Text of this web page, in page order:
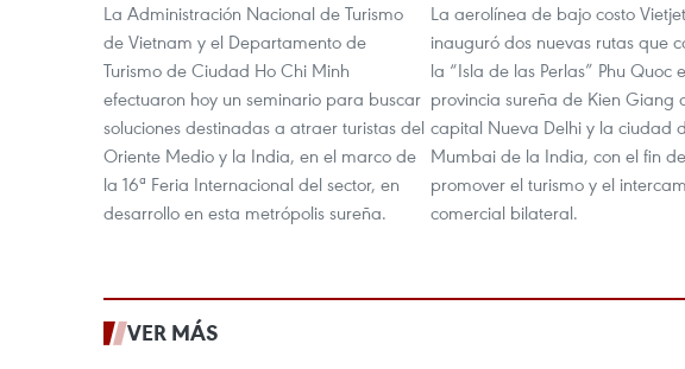
La Administración Nacional de Turismo
de Vietnam y el Departamento de
Turismo de Ciudad Ho Chi Minh
efectuaron hoy un seminario para buscar
soluciones destinadas a atraer turistas del
Oriente Medio y la India, en el marco de
la 16ª Feria Internacional del sector, en
desarrollo en esta metrópolis sureña.
La aerolínea de bajo costo Vietjet
inauguró dos nuevas rutas que
la “Isla de las Perlas” Phu Quoc
provincia sureña de Kien Giang
capital Nueva Delhi y la ciudad
Mumbai de la India, con el fin de
promover el turismo y el
comercial bilateral.
VER MÁS